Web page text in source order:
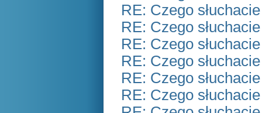
RE: Czego
RE: Czego
RE: Czego
RE: Czego
RE: Czego
RE: Czego